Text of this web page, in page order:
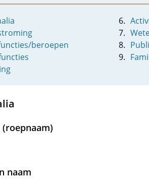
beroepen
naam